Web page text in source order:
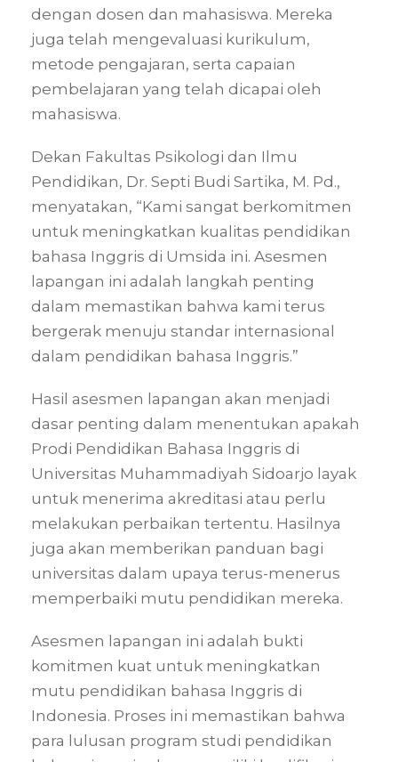
dengan dosen dan mahasiswa. Mereka
juga telah mengevaluasi kurikulum,
metode pengajaran, serta capaian
pembelajaran yang telah dicapai oleh
mahasiswa.
Dekan Fakultas Psikologi dan Ilmu
Pendidikan, Dr. Septi Budi Sartika, M. Pd.,
menyatakan, “Kami sangat berkomitmen
untuk meningkatkan kualitas pendidikan
bahasa Inggris di Umsida ini. Asesmen
lapangan ini adalah langkah penting
dalam memastikan bahwa kami terus
bergerak menuju standar internasional
dalam pendidikan bahasa Inggris.”
Hasil asesmen lapangan akan menjadi
dasar penting dalam menentukan apakah
Prodi Pendidikan Bahasa Inggris di
Universitas Muhammadiyah Sidoarjo layak
untuk menerima akreditasi atau perlu
melakukan perbaikan tertentu. Hasilnya
juga akan memberikan panduan bagi
universitas dalam upaya terus-menerus
memperbaiki mutu pendidikan mereka.
Asesmen lapangan ini adalah bukti
komitmen kuat untuk meningkatkan
mutu pendidikan bahasa Inggris di
Indonesia. Proses ini memastikan bahwa
para lulusan program studi pendidikan